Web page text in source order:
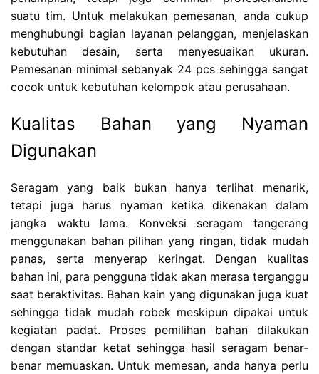
suatu tim. Untuk melakukan pemesanan, anda cukup
menghubungi bagian layanan pelanggan, menjelaskan
kebutuhan desain, serta menyesuaikan ukuran.
Pemesanan minimal sebanyak 24 pcs sehingga sangat
cocok untuk kebutuhan kelompok atau perusahaan.
Kualitas Bahan yang Nyaman
Digunakan
Seragam yang baik bukan hanya terlihat menarik,
tetapi juga harus nyaman ketika dikenakan dalam
jangka waktu lama. Konveksi seragam tangerang
menggunakan bahan pilihan yang ringan, tidak mudah
panas, serta menyerap keringat. Dengan kualitas
bahan ini, para pengguna tidak akan merasa terganggu
saat beraktivitas. Bahan kain yang digunakan juga kuat
sehingga tidak mudah robek meskipun dipakai untuk
kegiatan padat. Proses pemilihan bahan dilakukan
dengan standar ketat sehingga hasil seragam benar-
benar memuaskan. Untuk memesan, anda hanya perlu